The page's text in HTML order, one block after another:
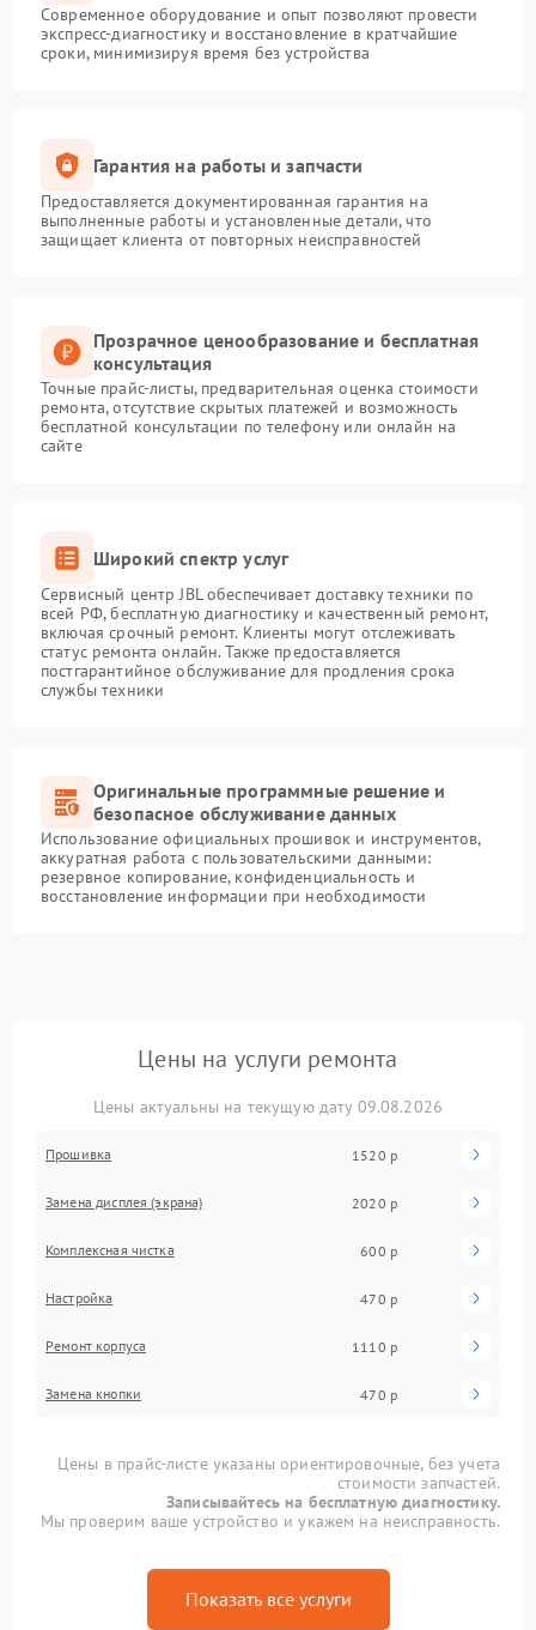
Современное оборудование и опыт позволяют провести
экспресс-диагностику и восстановление в кратчайшие
сроки, минимизируя время без устройства
Гарантия на работы и запчасти
Предоставляется документированная гарантия на
выполненные работы и установленные детали, что
защищает клиента от повторных неисправностей
Прозрачное ценообразование и бесплатная
консультация
Точные прайс-листы, предварительная оценка стоимости
ремонта, отсутствие скрытых платежей и возможность
бесплатной консультации по телефону или онлайн на
сайте
Широкий спектр услуг
Сервисный центр JBL обеспечивает доставку техники по
всей РФ, бесплатную диагностику и качественный ремонт,
включая срочный ремонт. Клиенты могут отслеживать
статус ремонта онлайн. Также предоставляется
постгарантийное обслуживание для продления срока
службы техники
Оригинальные программные решение и
безопасное обслуживание данных
Использование официальных прошивок и инструментов,
аккуратная работа с пользовательскими данными:
резервное копирование, конфиденциальность и
восстановление информации при необходимости
Цены на услуги ремонта
Цены актуальны на текущую дату 09.08.2026
Прошивка 1520 р
Замена дисплея (экрана) 2020 р
Комплексная чистка 600 р
Настройка 470 р
Ремонт корпуса 1110 р
Замена кнопки 470 р
Цены в прайс-листе указаны ориентировочные, без учета
стоимости запчастей.
Записывайтесь на бесплатную диагностику.
Мы проверим ваше устройство и укажем на неисправность.
Показать все услуги